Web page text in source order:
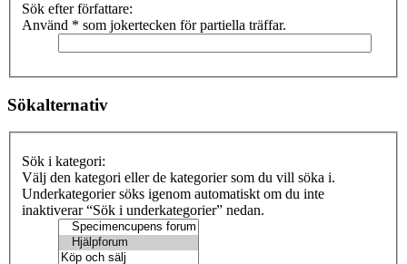
Sök efter författare:
Använd * som jokertecken för partiella träffar.
Sökalternativ
Sök i kategori:
Välj den kategori eller de kategorier som du vill söka i.
Underkategorier söks igenom automatiskt om du inte
inaktiverar “Sök i underkategorier” nedan.